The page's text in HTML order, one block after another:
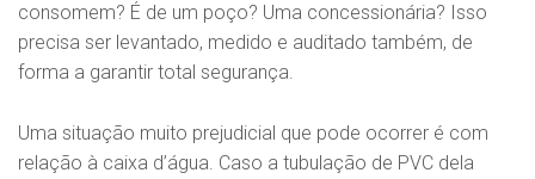
consomem? É de um poço? Uma concessionária? Isso
precisa ser levantado, medido e auditado também, de
forma a garantir total segurança.
Uma situação muito prejudicial que pode ocorrer é com
relação à caixa d’água. Caso a tubulação de PVC dela